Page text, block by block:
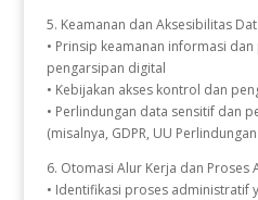
5. Keamanan dan Aksesibilitas
• Prinsip keamanan informasi
pengarsipan digital
• Kebijakan akses kontrol dan
• Perlindungan data sensitif dan
(misalnya, GDPR, UU
6. Otomasi Alur Kerja dan Proses
• Identifikasi proses administratif